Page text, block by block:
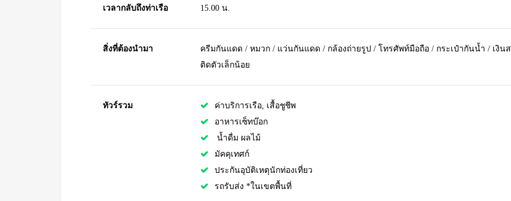
เวลากลับถึงท่าเรือ 15.00 น.
สิ่งที่ต้องนำมา
ครีมกันแดด / หมวก / แว่นกันแดด / กล้องถ่ายรูป / โทรศัพท์มือถือ / กระเป๋ากันน้ำ / เงิน
ติดตัวเล็กน้อย
ทัวร์รวม
ค่าบริการเรือ, เสื้อชูชีพ
อาหารเซ็ทบ๊อก
น้ำดื่ม ผลไม้
มัคคุเทศก์
ประกันอุบัติเหตุนักท่องเที่ยว
รถรับส่ง *ในเขตพื้นที่